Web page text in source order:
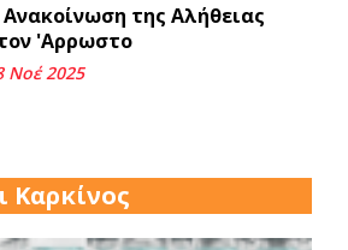
της Αλήθειας
'Αρρωστο
Νοέ 2025
Φεβ 2026
Καρκίνος